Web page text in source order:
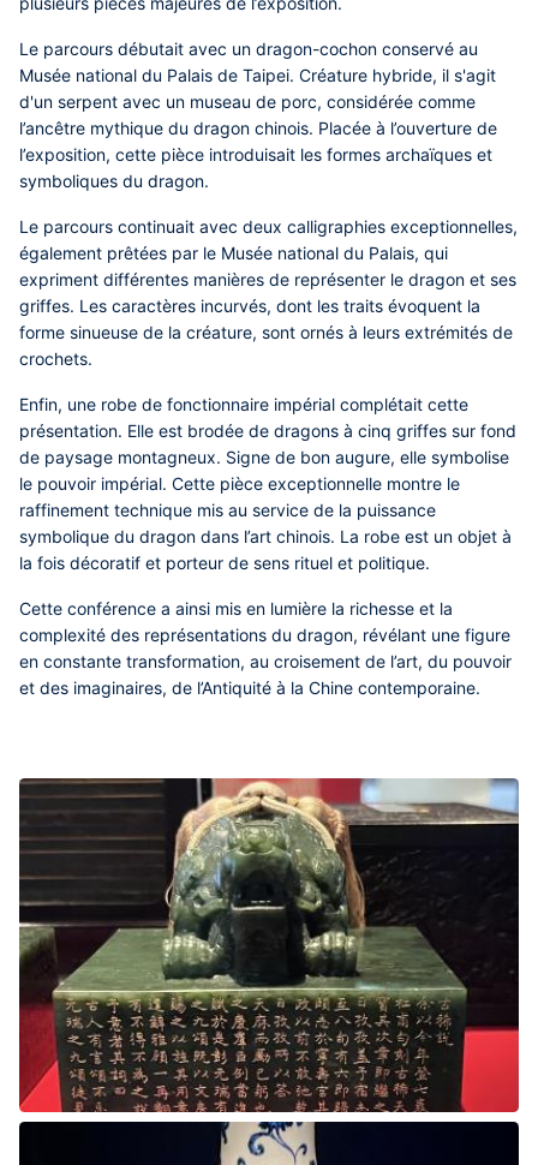
Le parcours débutait avec un dragon-cochon conservé au
Musée national du Palais de Taipei. Créature hybride, il s'agit
d'un serpent avec un museau de porc, considérée comme
l’ancêtre mythique du dragon chinois. Placée à l’ouverture de
l’exposition, cette pièce introduisait les formes archaïques et
symboliques du dragon.
Le parcours continuait avec deux calligraphies exceptionnelles,
également prêtées par le Musée national du Palais, qui
expriment différentes manières de représenter le dragon et ses
griffes. Les caractères incurvés, dont les traits évoquent la
forme sinueuse de la créature, sont ornés à leurs extrémités de
crochets.
Enfin, une robe de fonctionnaire impérial complétait cette
présentation. Elle est brodée de dragons à cinq griffes sur fond
de paysage montagneux. Signe de bon augure, elle symbolise
le pouvoir impérial. Cette pièce exceptionnelle montre le
raffinement technique mis au service de la puissance
symbolique du dragon dans l’art chinois. La robe est un objet à
la fois décoratif et porteur de sens rituel et politique.
Cette conférence a ainsi mis en lumière la richesse et la
complexité des représentations du dragon, révélant une figure
en constante transformation, au croisement de l’art, du pouvoir
et des imaginaires, de l’Antiquité à la Chine contemporaine.